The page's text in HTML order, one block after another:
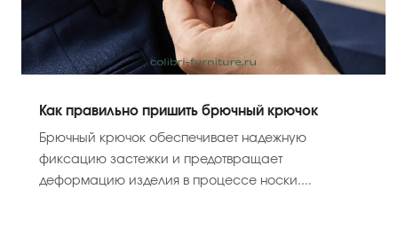
Как правильно пришить брючный крючок
Брючный крючок обеспечивает надежную
фиксацию застежки и предотвращает
деформацию изделия в процессе носки....